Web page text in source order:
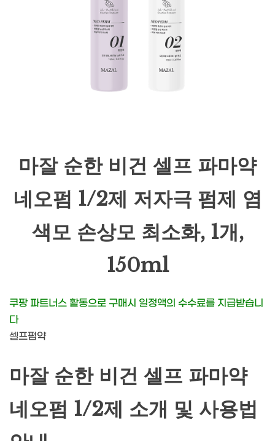
마잘 순한 비건 셀프 파마약
네오펌 1/2제 저자극 펌제 염
색모 손상모 최소화, 1개,
150ml
쿠팡 파트너스 활동으로 구매시 일정액의 수수료를 지급받습니
다
셀프펌약
마잘 순한 비건 셀프 파마약
네오펌 1/2제 소개 및 사용법